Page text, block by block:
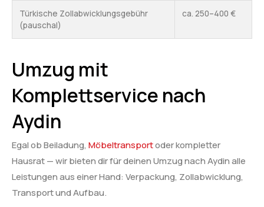
Türkische Zollabwicklungsgebühr
(pauschal)
ca. 250–400 €
Umzug mit
Komplettservice nach
Aydin
Egal ob Beiladung, Möbeltransportoder kompletter
Hausrat — wir bieten dir für deinen Umzug nach Aydin alle
Leistungen aus einer Hand: Verpackung, Zollabwicklung,
Transport und Aufbau.